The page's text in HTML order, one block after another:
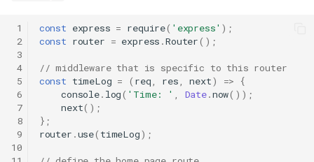
1
2
3
4
5
6
7
8
9
10
const express = require( 'express' );
const router = express .Router();
// middleware that is specific to this router
const timeLog = ( req, res, next) =>
{
console. log( 'Time: ' , Date.now());
next();
};
router .use( timeLog);